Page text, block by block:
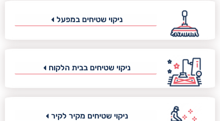
ניקוי שטיחים במפעל
ניקוי שטיחים בבית הלקוח
ניקוי שטיחים מקיר לקיר